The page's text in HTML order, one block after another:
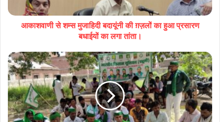
आकाशवाणी से शम्स मुजाहिदी बदायूंनी की ग़ज़लों का हुआ प्रसारण
बधाईयों का लगा तांता।